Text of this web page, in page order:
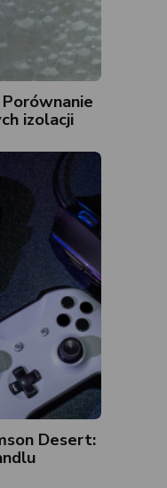
izolacji
Desert: